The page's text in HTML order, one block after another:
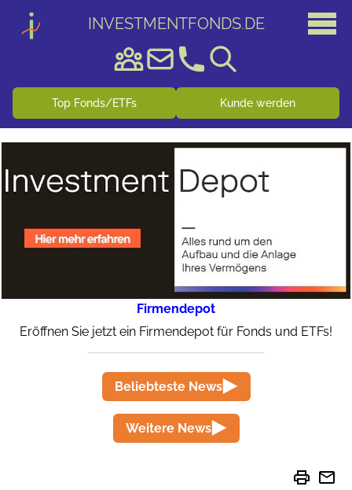
INVESTMENTFONDS.DE
Top Fonds/ETFs Kunde werden
Firmendepot
Eröffnen Sie jetzt ein Firmendepot für Fonds und ETFs!
Beliebteste News
Weitere News
print mail